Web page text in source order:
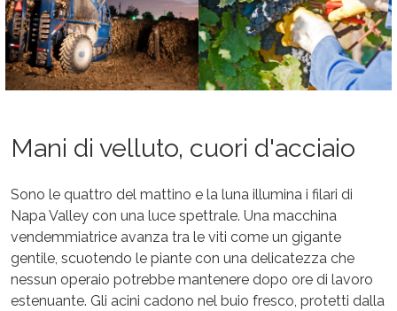
Mani di velluto, cuori d'acciaio
Sono le quattro del mattino e la luna illumina i filari di
Napa Valley con una luce spettrale. Una macchina
vendemmiatrice avanza tra le viti come un gigante
gentile, scuotendo le piante con una delicatezza che
nessun operaio potrebbe mantenere dopo ore di lavoro
estenuante. Gli acini cadono nel buio fresco, protetti dalla